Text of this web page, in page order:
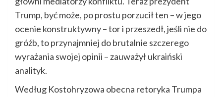
Trump, być może, po prostu porzucił ten – w jego
ocenie konstruktywny – tor i przeszedł, jeśli nie do
gróźb, to przynajmniej do brutalnie szczerego
wyrażania swojej opinii – zauważył ukraiński
analityk.
Według Kostohryzowa obecna retoryka Trumpa